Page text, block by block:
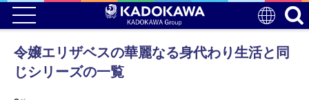
令嬢エリザベスの華麗なる身代わり生活と同
じシリーズの一覧